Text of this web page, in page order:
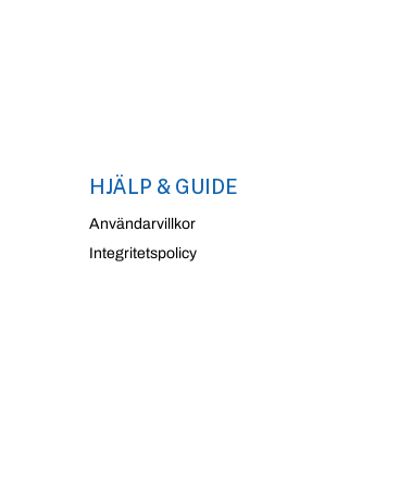
HJÄLP & GUIDE
Användarvillkor
Integritetspolicy